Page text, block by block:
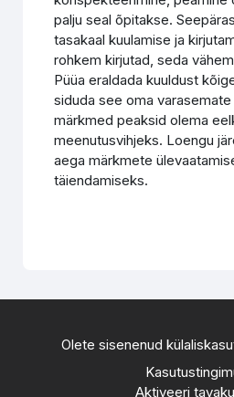
palju seal õpitakse.
tasakaal kuulamise ja
rohkem kirjutad, seda
Püüa eraldada kuuldust
siduda see oma
märkmed peaksid olema
meenutusvihjeks. Loengu
aega märkmete
täiendamiseks.
Olete sisenenud
Aktiveeri